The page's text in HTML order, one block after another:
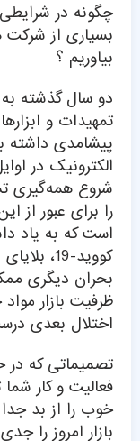
چگونه در
بسیاری از شرکت
بیاوریم ؟
تمهیدات و
پیشامدی داشته
شروع همه‌گیری
را برای عبور از
است که به یاد
کووید-
بحران دیگری
ظرفیت بازار
اختلال بعدی
تصمیماتی که در
فعالیت و کار
خوب را از بد
بازار امروز را